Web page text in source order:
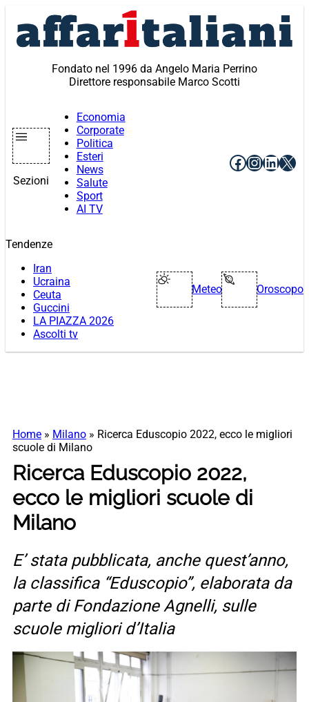
contenuto
Fondato nel 1996 da Angelo Maria Perrino
Direttore responsabile Marco Scotti
Sezioni
Economia
Corporate
Politica
Esteri
News
Salute
Sport
AI TV
Facebook
X
Tendenze
Iran
Ucraina
Ceuta
Guccini
LA PIAZZA 2026
Ascolti tv
Meteo Oroscopo
Home » Milano » Ricerca Eduscopio 2022, ecco le migliori
scuole di Milano
Ricerca Eduscopio 2022,
ecco le migliori scuole di
Milano
E’ stata pubblicata, anche quest’anno,
la classifica “Eduscopio”, elaborata da
parte di Fondazione Agnelli, sulle
scuole migliori d’Italia